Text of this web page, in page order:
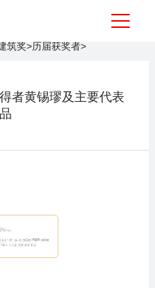
筑奖>历届获奖者>
者黄锡璆及主要代表
介